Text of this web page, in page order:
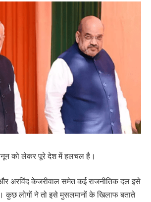
को लेकर पूरे देश में हलचल है।
अरविंद केजरीवाल समेत कई राजनीतिक दल इसे
कुछ लोगों ने तो इसे मुसलमानों के खिलाफ बताते